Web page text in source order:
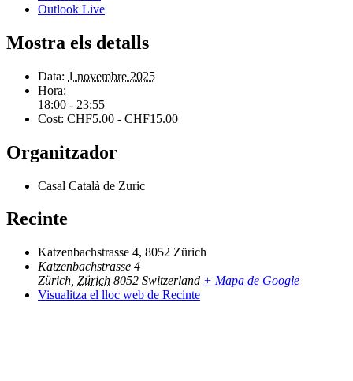
Outlook Live
Mostra els detalls
Data: 1 novembre 2025
Hora:
18:00 - 23:55
Cost: CHF5.00 - CHF15.00
Organitzador
Casal Català de Zuric
Recinte
Katzenbachstrasse 4, 8052 Zürich
Katzenbachstrasse 4
Zürich Zürich 8052 Switzerland + Mapa de Google
Visualitza el lloc web de Recinte